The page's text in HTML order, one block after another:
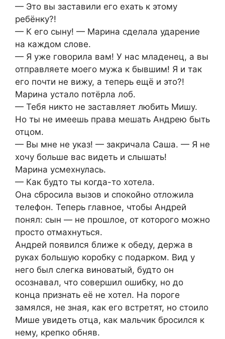
— Это вы заставили его ехать к этому
ребёнку?!
— К его сыну! — Марина сделала ударение
на каждом слове.
— Я уже говорила вам! У нас младенец, а вы
отправляете моего мужа к бывшим! Я и так
его почти не вижу, а теперь ещё и это?!
Марина устало потёрла лоб.
— Тебя никто не заставляет любить Мишу.
Но ты не имеешь права мешать Андрею быть
отцом.
— Вы мне не указ! — закричала Саша. — Я не
хочу больше вас видеть и слышать!
Марина усмехнулась.
— Как будто ты когда-то хотела.
Она сбросила вызов и спокойно отложила
телефон. Теперь главное, чтобы Андрей
понял: сын — не прошлое, от которого можно
просто отмахнуться.
Андрей появился ближе к обеду, держа в
руках большую коробку с подарком. Вид у
него был слегка виноватый, будто он
осознавал, что совершил ошибку, но до
конца признать её не хотел. На пороге
замялся, не зная, как его встретят, но стоило
Мише увидеть отца, как мальчик бросился к
нему, крепко обняв.